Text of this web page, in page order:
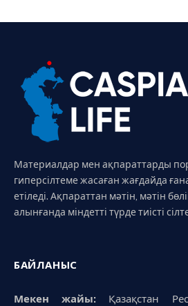
Материалдар мен ақпараттарды
гиперсілтеме жасаған жағдайда
етіледі. Ақпараттан мәтін, мәтін
алынғанда міндетті түрде тиісті
БАЙЛАНЫС
Мекен жайы:Қазақстан